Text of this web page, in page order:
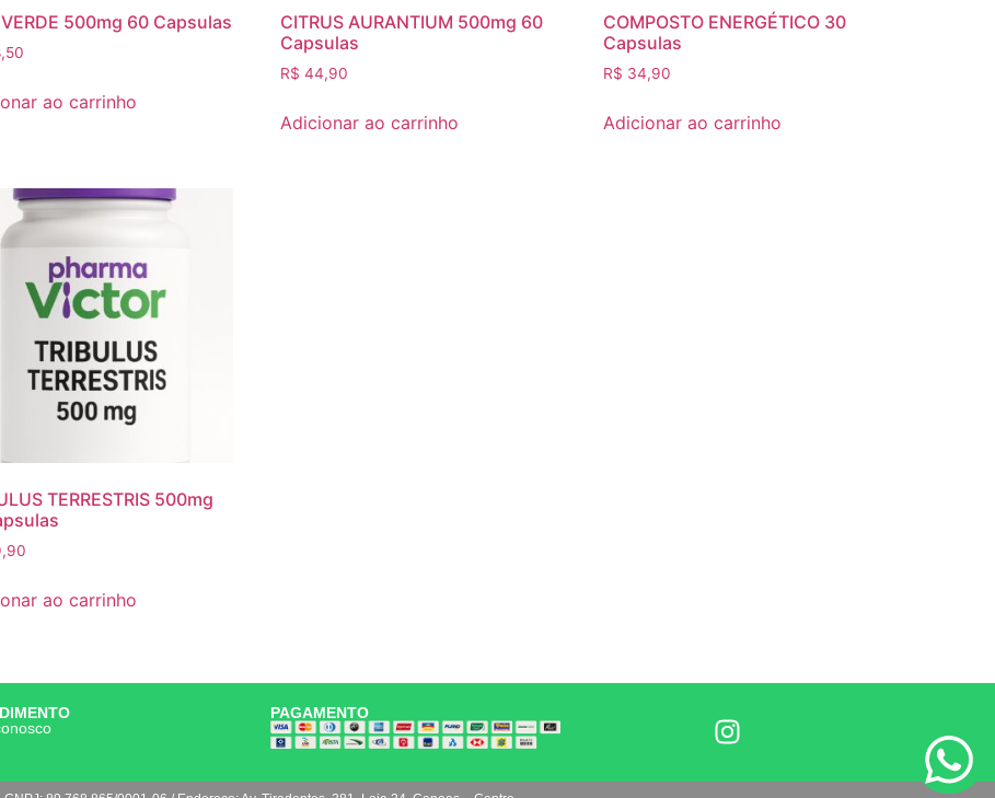
500mg 60 Capsulas
ao carrinho
CITRUS AURANTIUM 500mg 60
Capsulas
R$ 44,90
Adicionar ao carrinho
COMPOSTO ENERGÉTICO 30
Capsulas
R$ 34,90
Adicionar ao carrinho
TERRESTRIS 500mg
ao carrinho
PAGAMENTO